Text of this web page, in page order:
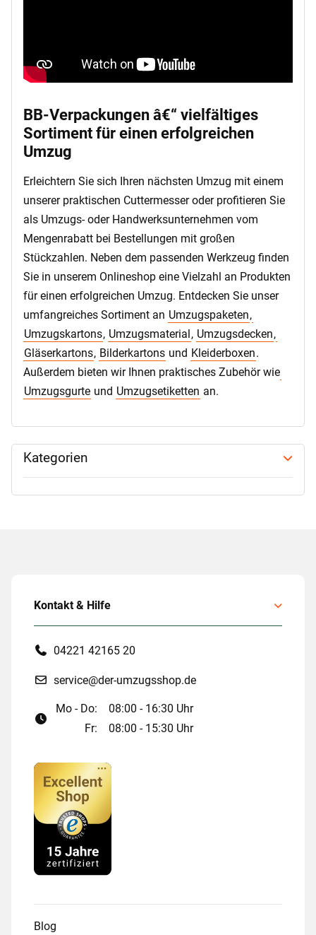
BB-Verpackungen â€“ vielfältiges
Sortiment für einen erfolgreichen
Umzug
Erleichtern Sie sich Ihren nächsten Umzug mit einem
unserer praktischen Cuttermesser oder profitieren Sie
als Umzugs- oder Handwerksunternehmen vom
Mengenrabatt bei Bestellungen mit großen
Stückzahlen. Neben dem passenden Werkzeug finden
Sie in unserem Onlineshop eine Vielzahl an Produkten
für einen erfolgreichen Umzug. Entdecken Sie unser
umfangreiches Sortiment an Umzugspaketen,
Umzugskartons, Umzugsmaterial, Umzugsdecken,
Gläserkartons, Bilderkartons und Kleiderboxen.
Außerdem bieten wir Ihnen praktisches Zubehör wie
Umzugsgurte und Umzugsetiketten an.
Kategorien
Kontakt & Hilfe
04221 42165 20
service@der-umzugsshop.de
Mo - Do:
08:00 - 16:30 Uhr
Fr:
08:00 - 15:30 Uhr
Blog